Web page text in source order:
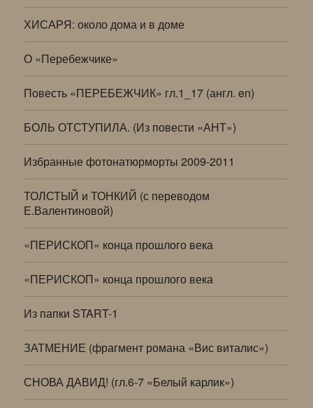
ХИСАРЯ: около дома и в доме
О «Перебежчике»
Повесть «ПЕРЕБЕЖЧИК» гл.1_17 (англ. en)
БОЛЬ ОТСТУПИЛА. (Из повести «АНТ»)
Избранные фотонатюрморты 2009-2011
ТОЛСТЫЙ и ТОНКИЙ (с переводом
Е.Валентиновой)
«ПЕРИСКОП» конца прошлого века
«ПЕРИСКОП» конца прошлого века
Из папки START-1
ЗАТМЕНИЕ (фрагмент романа «Вис виталис»)
СНОВА ДАВИД! (гл.6-7 «Белый карлик»)